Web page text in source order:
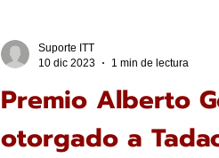
Premio Alberto
otorgado a
Suporte ITT
10 dic 2023
1 min de lectura